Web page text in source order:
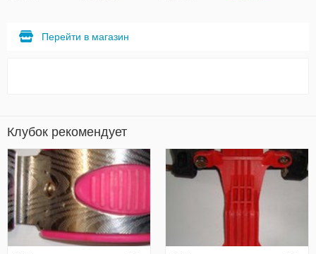
Перейти в магазин
Клубок рекомендует